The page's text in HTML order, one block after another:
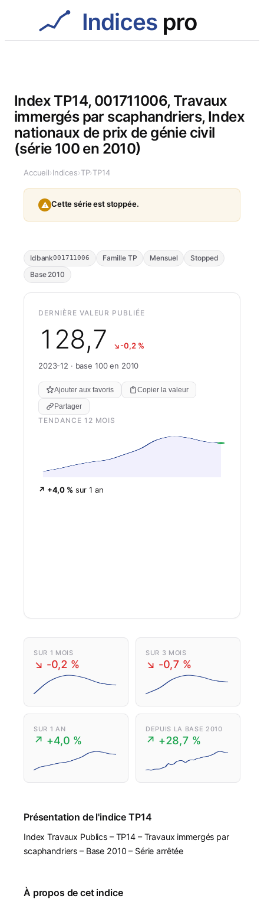
Index TP14, 001711006, Travaux
immergés par scaphandriers, Index
nationaux de prix de génie civil
(série 100 en 2010)
Accueil›Indices›TP›TP14
⚠ Cette série est stoppée.
Idbank001711006 Famille TP Mensuel
Stopped
Base 2010
DERNIÈRE VALEUR PUBLIÉE
128,7 ↘-0,2 %
2023-12 · base 100 en 2010
Ajouter aux favoris
Copier la valeur
Partager
TENDANCE 12 MOIS
↗ +4,0 % sur 1 an
SUR 1 MOIS
↘ -0,2 %
SUR 3 MOIS
↘ -0,7 %
SUR 1 AN
↗ +4,0 %
DEPUIS LA BASE 2010
↗ +28,7 %
Présentation de l'indice TP14
Index Travaux Publics – TP14 – Travaux immergés par
scaphandriers – Base 2010 – Série arrêtée
À propos de cet indice